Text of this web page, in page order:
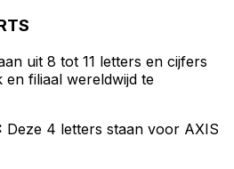
uit 8 tot 11 letters en cijfers
filiaal wereldwijd te
Deze 4 letters staan voor AXIS